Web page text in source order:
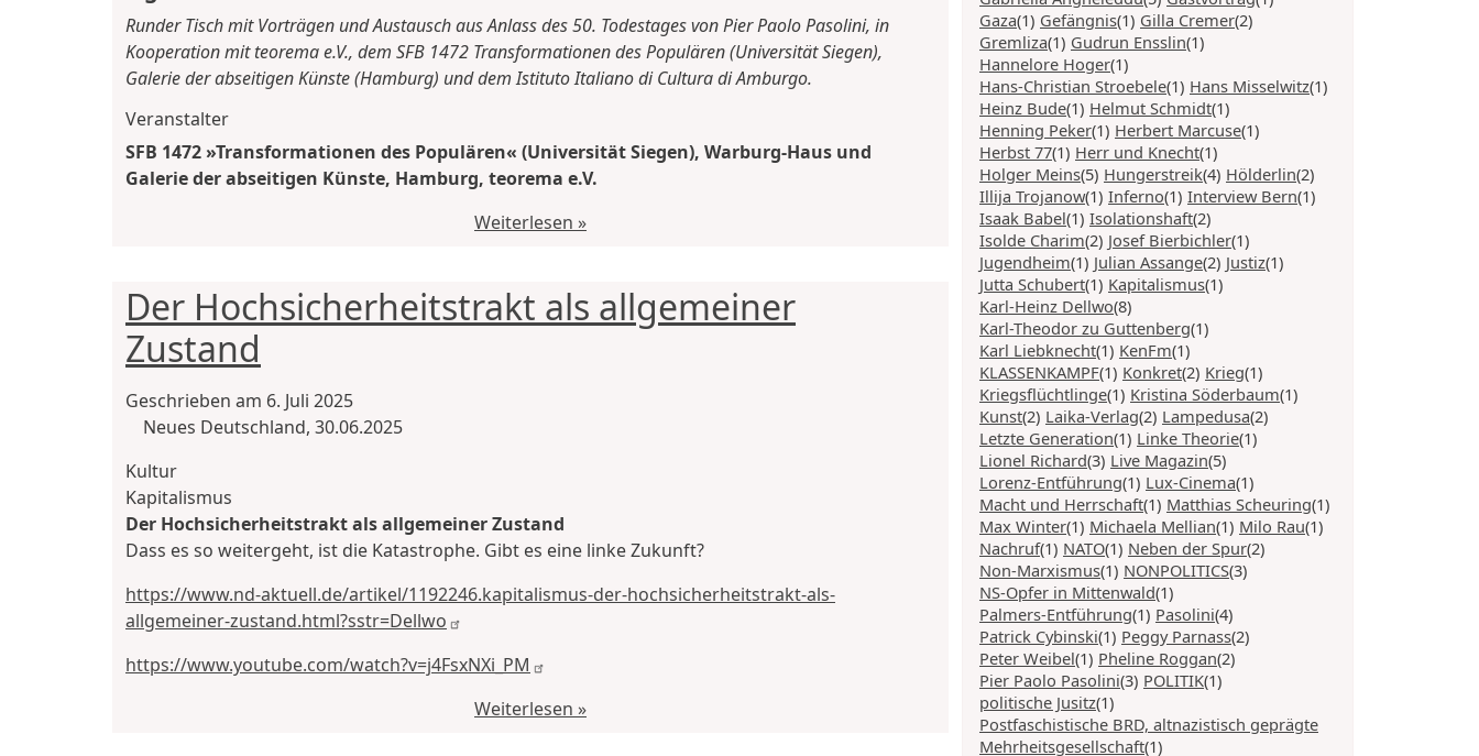
Runder Tisch mit Vorträgen und Austausch aus Anlass des 50. Todestages von Pier Paolo Pasolini, in
Kooperation mit teorema e.V., dem SFB 1472 Transformationen des Populären (Universität Siegen),
Galerie der abseitigen Künste (Hamburg) und dem Istituto Italiano di Cultura di Amburgo.
Veranstalter
SFB 1472 »Transformationen des Populären« (Universität Siegen), Warburg-Haus und
Galerie der abseitigen Künste, Hamburg, teorema e.V.
Weiterlesen »
Der Hochsicherheitstrakt als allgemeiner
Zustand
Geschrieben am 6. Juli 2025
Neues Deutschland, 30.06.2025
Kultur
Kapitalismus
Der Hochsicherheitstrakt als allgemeiner Zustand
Dass es so weitergeht, ist die Katastrophe. Gibt es eine linke Zukunft?
https://www.nd-aktuell.de/artikel/1192246.kapitalismus-der-hochsicherheitstrakt-als-
allgemeiner-zustand.html?sstr=Dellwo
https://www.youtube.com/watch?v=j4FsxNXi_PM
Weiterlesen »
Gaza(1) Gefängnis(1) Gilla Cremer(2)
Gremliza(1) Gudrun Ensslin(1)
Hannelore Hoger(1)
Hans-Christian Stroebele(1) Hans Misselwitz(1)
Heinz Bude(1) Helmut Schmidt(1)
Henning Peker(1) Herbert Marcuse(1)
Herbst 77(1) Herr und Knecht(1)
Holger Meins(5) Hungerstreik(4) Hölderlin(2)
Illija Trojanow(1) Inferno(1) Interview Bern(1)
Isaak Babel(1) Isolationshaft(2)
Isolde Charim(2) Josef Bierbichler(1)
Jugendheim(1) Julian Assange(2) Justiz(1)
Jutta Schubert(1) Kapitalismus(1)
Karl-Heinz Dellwo(8)
Karl-Theodor zu Guttenberg(1)
Karl Liebknecht(1) KenFm(1)
KLASSENKAMPF(1) Konkret(2) Krieg(1)
Kriegsflüchtlinge(1) Kristina Söderbaum(1)
Kunst(2) Laika-Verlag(2) Lampedusa(2)
Letzte Generation(1) Linke Theorie(1)
Lionel Richard(3) Live Magazin(5)
Lorenz-Entführung(1) Lux-Cinema(1)
Macht und Herrschaft(1) Matthias Scheuring(1)
Max Winter(1) Michaela Mellian(1) Milo Rau(1)
Nachruf(1) NATO(1) Neben der Spur(2)
Non-Marxismus(1) NONPOLITICS(3)
NS-Opfer in Mittenwald(1)
Palmers-Entführung(1) Pasolini(4)
Patrick Cybinski(1) Peggy Parnass(2)
Peter Weibel(1) Pheline Roggan(2)
Pier Paolo Pasolini(3) POLITIK(1)
politische Jusitz(1)
Postfaschistische BRD, altnazistisch geprägte
Mehrheitsgesellschaft(1)